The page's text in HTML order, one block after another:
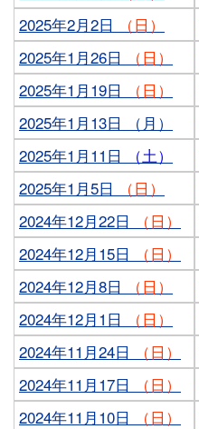
2025年2月2日
（日）
2025年1月26日
（日）
2025年1月19日
（日）
2025年1月13日 （月）
2025年1月11日
（土）
2025年1月5日
（日）
2024年12月22日
（日）
2024年12月15日
（日）
2024年12月8日
（日）
2024年12月1日
（日）
2024年11月24日
（日）
2024年11月17日
（日）
2024年11月10日
（日）